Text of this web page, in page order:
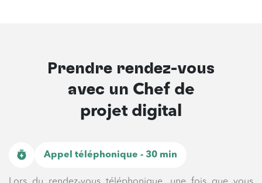
Prendre rendez-vous
avec un Chef de
projet digital
Appel téléphonique - 30 min